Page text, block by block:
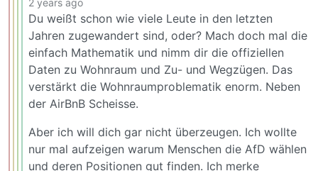
Du weißt schon wie viele Leute in den letzten
Jahren zugewandert sind, oder? Mach doch mal die
einfach Mathematik und nimm dir die offiziellen
Daten zu Wohnraum und Zu- und Wegzügen. Das
verstärkt die Wohnraumproblematik enorm. Neben
der AirBnB Scheisse.
Aber ich will dich gar nicht überzeugen. Ich wollte
nur mal aufzeigen warum Menschen die AfD wählen
und deren Positionen gut finden. Ich merke